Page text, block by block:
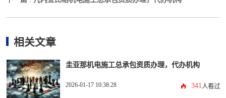
相关文章
圭亚那机电施工总承包资质办理，代办机构
2026-01-17 10:38:28 341人看过